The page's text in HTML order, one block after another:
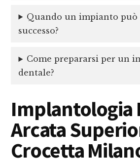
Quando un impianto può
successo?
Come prepararsi per un
dentale?
Implantologia
Arcata
Crocetta